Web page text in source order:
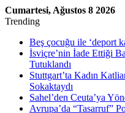
Cumartesi, Ağustos 8 2026
Trending
Beş çocuğu ile ‘deport
İsviçre’nin İade Ettiği
Tutuklandı
Stuttgart’ta Kadın
Sokaktaydı
Sahel’den Ceuta’ya
Avrupa’da “Tasarruf”